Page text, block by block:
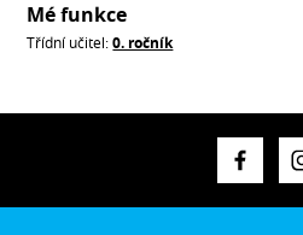
Mé funkce
Třídní učitel:0. ročník